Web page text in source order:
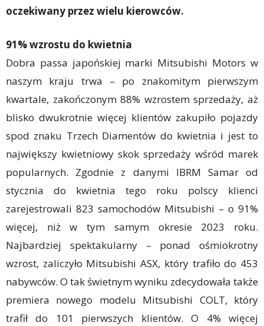
oczekiwany przez wielu kierowców.
91% wzrostu do kwietnia
Dobra passa japońskiej marki Mitsubishi Motors w
naszym kraju trwa – po znakomitym pierwszym
kwartale, zakończonym 88% wzrostem sprzedaży, aż
blisko dwukrotnie więcej klientów zakupiło pojazdy
spod znaku Trzech Diamentów do kwietnia i jest to
największy kwietniowy skok sprzedaży wśród marek
popularnych. Zgodnie z danymi IBRM Samar od
stycznia do kwietnia tego roku polscy klienci
zarejestrowali 823 samochodów Mitsubishi – o 91%
więcej, niż w tym samym okresie 2023 roku.
Najbardziej spektakularny – ponad ośmiokrotny
wzrost, zaliczyło Mitsubishi ASX, który trafiło do 453
nabywców. O tak świetnym wyniku zdecydowała także
premiera nowego modelu Mitsubishi COLT, który
trafił do 101 pierwszych klientów. O 4% więcej